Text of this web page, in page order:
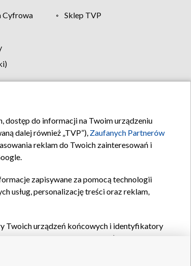
Cyfrowa
Sklep TVP
dostęp do informacji na Twoim urządzeniu
dalej również „TVP”), Zaufanych Partnerów
reklam do Twoich zainteresowań i
zapisywane za pomocą technologii
usług, personalizację treści oraz reklam,
Twoich urządzeń końcowych i identyfikatory
oraz pozostałych
reklam, wyboru spersonalizowanych
wydajności reklam, pomiaru wydajności